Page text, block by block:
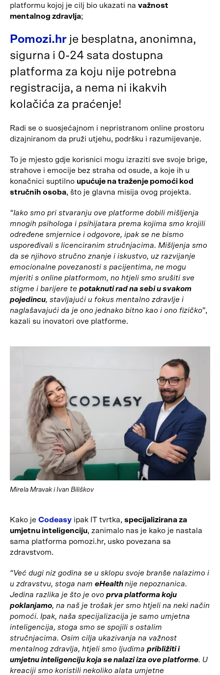
platformu kojoj je cilj bio ukazati na važnost
mentalnog zdravlja;
Pomozi.hr je besplatna, anonimna,
sigurna i 0-24 sata dostupna
platforma za koju nije potrebna
registracija, a nema ni ikakvih
kolačića za praćenje!
Radi se o suosjećajnom i nepristranom online prostoru
dizajniranom da pruži utjehu, podršku i razumijevanje.
To je mjesto gdje korisnici mogu izraziti sve svoje brige,
strahove i emocije bez straha od osude, a koje ih u
konačnici suptilno upućuje na traženje pomoći kod
stručnih osoba, što je glavna misija ovog projekta.
“Iako smo pri stvaranju ove platforme dobili mišljenja
mnogih psihologa i psihijatara prema kojima smo krojili
određene smjernice i odgovore, ipak se ne bismo
uspoređivali s licenciranim stručnjacima. Mišljenja smo
da se njihovo stručno znanje i iskustvo, uz razvijanje
emocionalne povezanosti s pacijentima, ne mogu
mjeriti s online platformom, no htjeli smo srušiti sve
stigme i barijere te potaknuti rad na sebi u svakom
pojedincu, stavljajući u fokus mentalno zdravlje i
naglašavajući da je ono jednako bitno kao i ono fizičko”,
kazali su inovatori ove platforme.
Mirela Mravak i Ivan Biliškov
Kako je Codeasy ipak IT tvrtka, specijalizirana za
umjetnu inteligenciju, zanimalo nas je kako je nastala
sama platforma pomozi.hr, usko povezana sa
zdravstvom.
“Već dugi niz godina se u sklopu svoje branše nalazimo i
u zdravstvu, stoga nam eHealthnije nepoznanica.
Jedina razlika je što je ovo prva platforma koju
poklanjamo, na naš je trošak jer smo htjeli na neki način
pomoći. Ipak, naša specijalizacija je samo umjetna
inteligencija, stoga smo se spojili s ostalim
stručnjacima. Osim cilja ukazivanja na važnost
mentalnog zdravlja, htjeli smo ljudima približiti i
umjetnu inteligenciju koja se nalazi iza ove platforme. U
kreaciji smo koristili nekoliko alata umjetne